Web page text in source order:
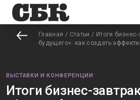
Главная / Статьи / Итоги
будущего»: как создать
ВЫСТАВКИ И КОНФЕРЕНЦИИ
Итоги бизнес-